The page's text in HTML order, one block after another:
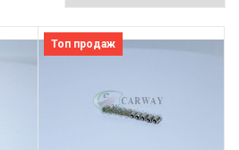
Топ продаж